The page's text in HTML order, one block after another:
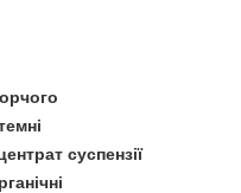
суспензії